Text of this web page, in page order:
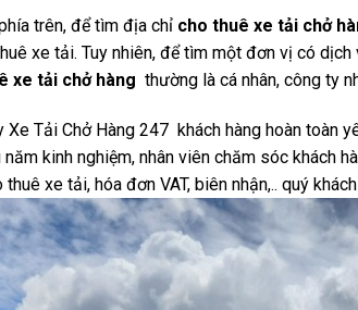
trên, để tìm địa chỉ cho thuê xe tải chở
xe tải. Tuy nhiên, để tìm một đơn vị có dịch
xe tải chở hàng thường là cá nhân, công ty
Tải Chở Hàng 247 khách hàng hoàn toàn
kinh nghiệm, nhân viên chăm sóc khách
xe tải, hóa đơn VAT, biên nhận,.. quý